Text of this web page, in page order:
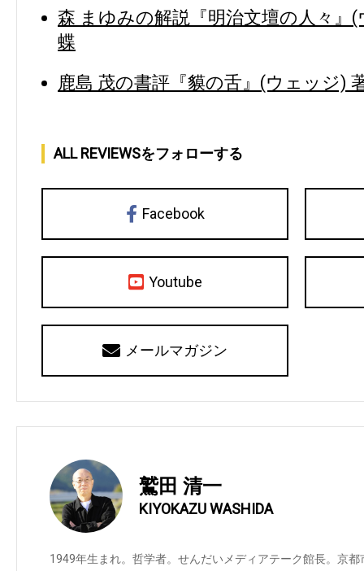
森 まゆみの解説『明治文壇の人々』
蝶
鹿島 茂の書評『貘の舌』(ウェッジ)
ALL REVIEWSをフォローする
Facebook
Youtube
メールマガジン
鷲田 清一
KIYOKAZU WASHIDA
1949年生まれ。哲学者。せんだいメディアテーク館長。京